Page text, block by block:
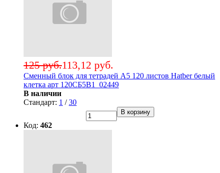
113,12 руб.
125 руб.
Сменный блок для тетрадей А5 120 листов Hatber белый
клетка арт 120СБ5В1_02449
В наличии
Стандарт: 1 /30
В корзину
Код: 462